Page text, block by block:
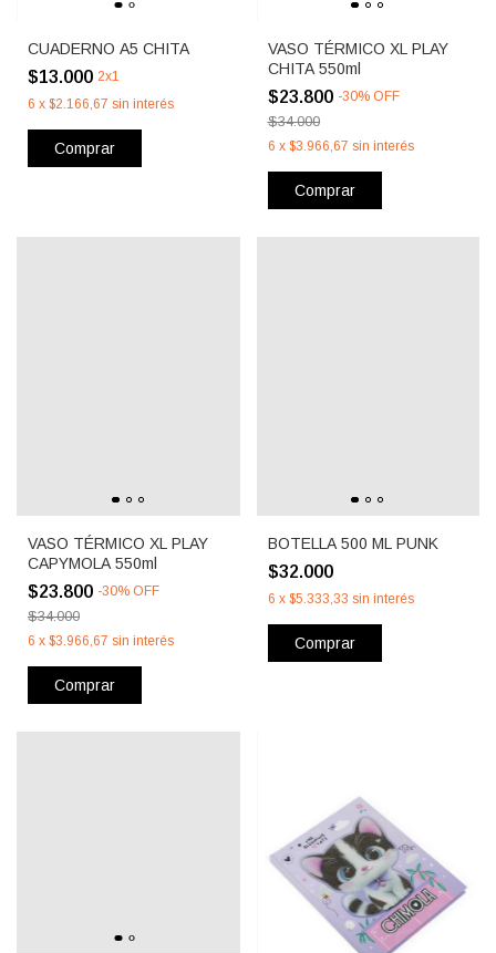
CUADERNO A5 CHITA
$13.000 2x1
6 x $2.166,67 sin interés
Comprar
VASO TÉRMICO XL PLAY
CHITA 550ml
$23.800 -30% OFF
$34.000
6 x $3.966,67 sin interés
Comprar
VASO TÉRMICO XL PLAY
CAPYMOLA 550ml
$23.800 -30% OFF
$34.000
6 x $3.966,67 sin interés
Comprar
BOTELLA 500 ML PUNK
$32.000
6 x $5.333,33 sin interés
Comprar